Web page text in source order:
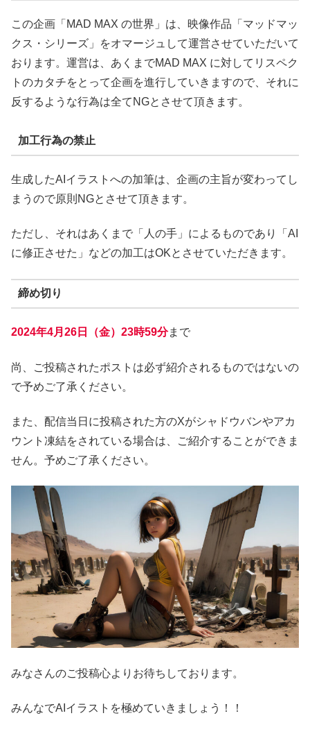
この企画「MAD MAX の世界」は、映像作品「マッドマッ
クス・シリーズ」をオマージュして運営させていただいて
おります。運営は、あくまでMAD MAX に対してリスペク
トのカタチをとって企画を進行していきますので、それに
反するような行為は全てNGとさせて頂きます。
加工行為の禁止
生成したAIイラストへの加筆は、企画の主旨が変わってし
まうので原則NGとさせて頂きます。
ただし、それはあくまで「人の手」によるものであり「AI
に修正させた」などの加工はOKとさせていただきます。
締め切り
2024年4月26日（金）23時59分まで
尚、ご投稿されたポストは必ず紹介されるものではないの
で予めご了承ください。
また、配信当日に投稿された方のXがシャドウバンやアカ
ウント凍結をされている場合は、ご紹介することができま
せん。予めご了承ください。
みなさんのご投稿心よりお待ちしております。
みんなでAIイラストを極めていきましょう！！